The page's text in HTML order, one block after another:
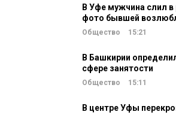
В Уфе мужчина слил
фото бывшей
Общество 15:21
В Башкирии
сфере занятости
Общество 15:11
В центре Уфы